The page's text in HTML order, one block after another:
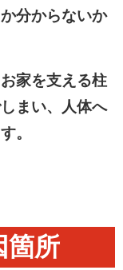
分からないか
家を支える柱
まい、人体へ
。
箇所